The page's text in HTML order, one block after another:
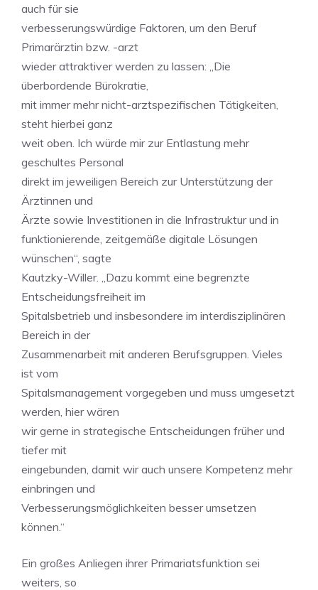
auch für sie
verbesserungswürdige Faktoren, um den Beruf
Primarärztin bzw. -arzt
wieder attraktiver werden zu lassen: „Die
überbordende Bürokratie,
mit immer mehr nicht-arztspezifischen Tätigkeiten,
steht hierbei ganz
weit oben. Ich würde mir zur Entlastung mehr
geschultes Personal
direkt im jeweiligen Bereich zur Unterstützung der
Ärztinnen und
Ärzte sowie Investitionen in die Infrastruktur und in
funktionierende, zeitgemäße digitale Lösungen
wünschen“, sagte
Kautzky-Willer. „Dazu kommt eine begrenzte
Entscheidungsfreiheit im
Spitalsbetrieb und insbesondere im interdisziplinären
Bereich in der
Zusammenarbeit mit anderen Berufsgruppen. Vieles
ist vom
Spitalsmanagement vorgegeben und muss umgesetzt
werden, hier wären
wir gerne in strategische Entscheidungen früher und
tiefer mit
eingebunden, damit wir auch unsere Kompetenz mehr
einbringen und
Verbesserungsmöglichkeiten besser umsetzen
können.“
Ein großes Anliegen ihrer Primariatsfunktion sei
weiters, so